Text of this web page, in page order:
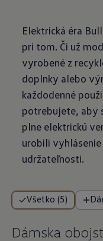
Elektrická éra
pri tom. Či už
vyrobené z
doplnky alebo
každodenné
potrebujete, aby
plne elektrickú
urobili
udržateľnosti.
Všetko (5)
Dámska